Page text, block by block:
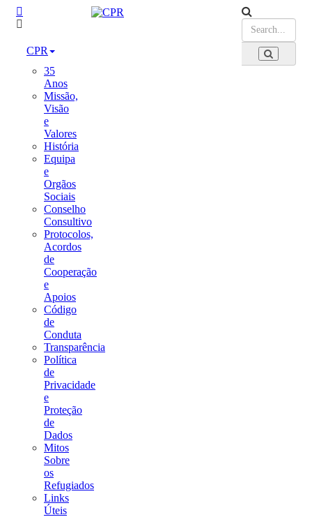
CPR
35
Anos
Missão,
Visão
e
Valores
História
Equipa
e
Orgãos
Sociais
Conselho
Consultivo
Protocolos,
Acordos
de
Cooperação
e
Apoios
Código
de
Conduta
Transparência
Política
de
Privacidade
e
Proteção
de
Dados
Mitos
Sobre
os
Refugiados
Links
Úteis